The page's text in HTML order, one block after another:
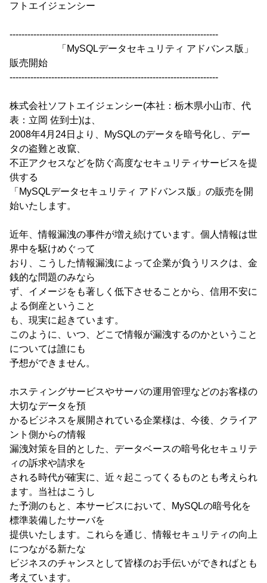
フトエイジェンシー
----------------------------------------------------------------------
「MySQLデータセキュリティ アドバンス版」
販売開始
----------------------------------------------------------------------
株式会社ソフトエイジェンシー(本社：栃木県小山市、代
表：立岡 佐到士)は、
2008年4月24日より、MySQLのデータを暗号化し、デー
タの盗難と改竄、
不正アクセスなどを防ぐ高度なセキュリティサービスを提
供する
「MySQLデータセキュリティ アドバンス版」の販売を開
始いたします。
近年、情報漏洩の事件が増え続けています。個人情報は世
界中を駆けめぐって
おり、こうした情報漏洩によって企業が負うリスクは、金
銭的な問題のみなら
ず、イメージをも著しく低下させることから、信用不安に
よる倒産ということ
も、現実に起きています。
このように、いつ、どこで情報が漏洩するのかということ
については誰にも
予想ができません。
ホスティングサービスやサーバの運用管理などのお客様の
大切なデータを預
かるビジネスを展開されている企業様は、今後、クライア
ント側からの情報
漏洩対策を目的とした、データベースの暗号化セキュリテ
ィの訴求や請求を
される時代が確実に、近々起こってくるものとも考えられ
ます。当社はこうし
た予測のもと、本サービスにおいて、MySQLの暗号化を
標準装備したサーバを
提供いたします。これらを通じ、情報セキュリティの向上
につながる新たな
ビジネスのチャンスとして皆様のお手伝いができればとも
考えています。